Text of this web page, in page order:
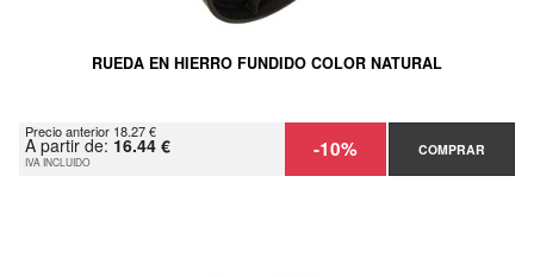
RUEDA EN HIERRO FUNDIDO COLOR NATURAL
Precio anterior 18.27 €
A partir de: 16.44 €
IVA INCLUIDO -10% COMPRAR